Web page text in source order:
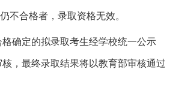
不合格者，录取资格无效。
格确定的拟录取考生经学校统一公示
，最终录取结果将以教育部审核通过